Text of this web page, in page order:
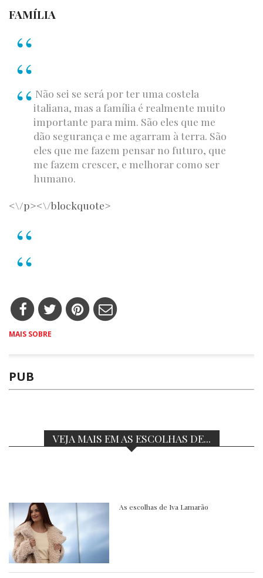
FAMÍLIA
Não sei se será por ter uma costela
italiana, mas a família é realmente muito
importante para mim. São eles que me
dão segurança e me agarram à terra. São
eles que me fazem pensar no futuro, que
me fazem crescer, e melhorar como ser
humano.
<\/p><\/blockquote>
MAIS SOBRE
PUB
VEJA MAIS EM AS ESCOLHAS DE...
As escolhas de Iva Lamarão